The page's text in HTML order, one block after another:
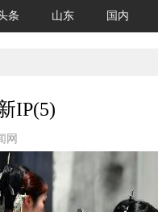
条 山东 国内
IP(5)
网